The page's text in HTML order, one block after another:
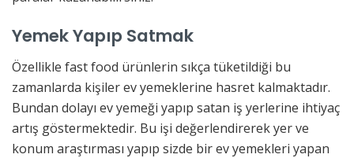
Yemek Yapıp Satmak
Özellikle fast food ürünlerin sıkça tüketildiği bu
zamanlarda kişiler ev yemeklerine hasret kalmaktadır.
Bundan dolayı ev yemeği yapıp satan iş yerlerine ihtiyaç
artış göstermektedir. Bu işi değerlendirerek yer ve
konum araştırması yapıp sizde bir ev yemekleri yapan